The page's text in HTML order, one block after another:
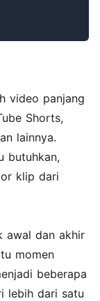
video panjang
Shorts,
lainnya.
butuhkan,
klip dari
awal dan akhir
momen
beberapa
lebih dari satu